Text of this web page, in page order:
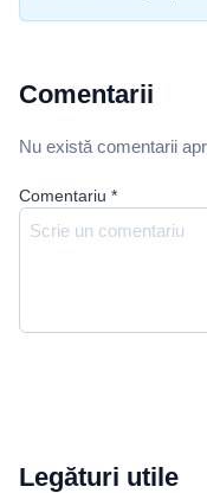
Comentarii
Nu există comentarii
Comentariu *
Legături utile